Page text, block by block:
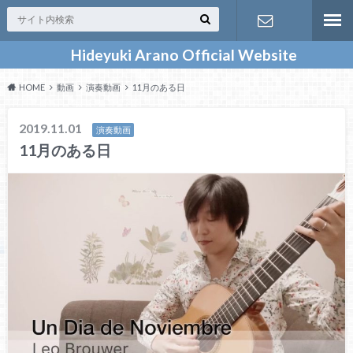
Hideyuki Arano Official Website
お問い合わ
HOME 動画 演奏動画 11月のある日
2019.11.01 演奏動画
11月のある日